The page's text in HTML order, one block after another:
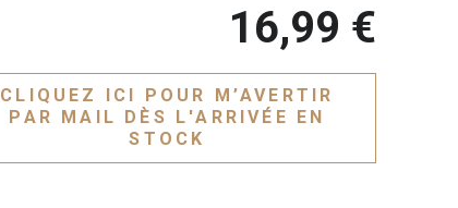
16,99 €
CLIQUEZ ICI POUR M’AVERTIR
PAR MAIL DÈS L'ARRIVÉE EN
STOCK